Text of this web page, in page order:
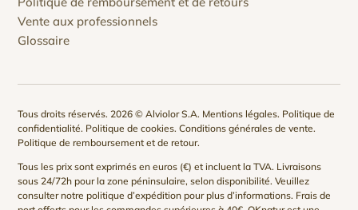
Vente aux professionnels
Glossaire
Tous droits réservés. 2026 © Alviolor S.A. Mentions légales. Politique de
confidentialité. Politique de cookies.Conditions générales de vente.
Politique de remboursement et de retour.
Tous les prix sont exprimés en euros (€) et incluent la TVA. Livraisons
sous 24/72h pour la zone péninsulaire, selon disponibilité. Veuillez
consulter notrepolitique d’expédition pour plus d’informations. Frais de